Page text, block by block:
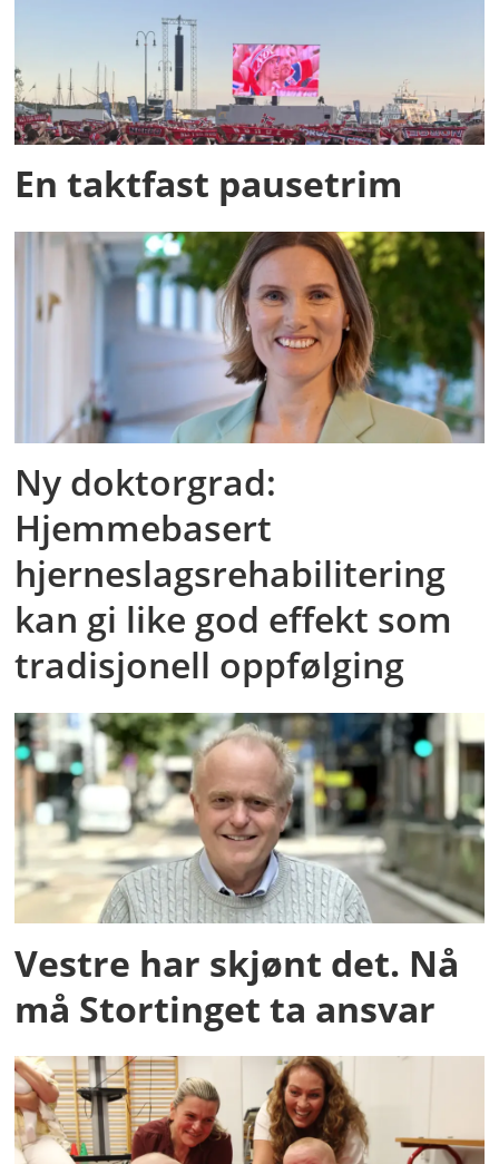
En taktfast pausetrim
Ny doktorgrad:
Hjemmebasert
hjerneslagsrehabilitering
kan gi like god effekt som
tradisjonell oppfølging
Vestre har skjønt det. Nå
må Stortinget ta ansvar